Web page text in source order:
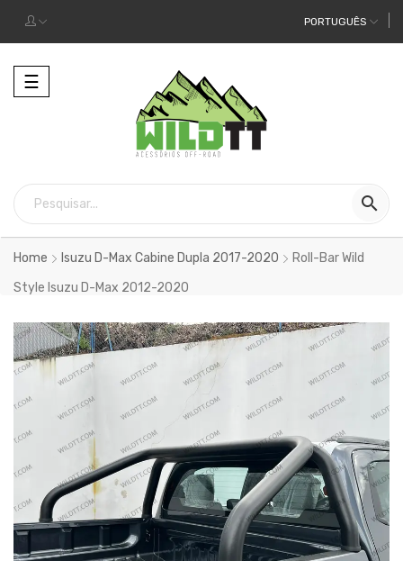
PORTUGUÊS
Alternar
a
☰

Home Isuzu D-Max Cabine Dupla 2017-2020
Roll-Bar Wild
Style Isuzu D-Max 2012-2020